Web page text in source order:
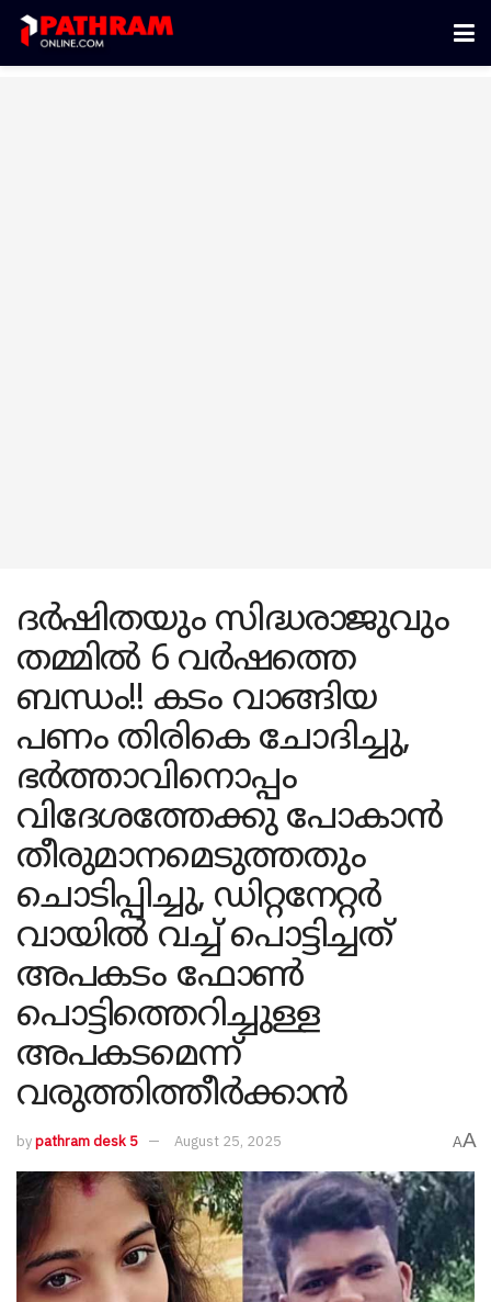
ദർഷിതയും സിദ്ധരാജുവും
തമ്മിൽ 6 വർഷത്തെ
ബന്ധം!! കടം വാങ്ങിയ
പണം തിരികെ ചോദിച്ചു,
ഭർത്താവിനൊപ്പം
വിദേശത്തേക്കു പോകാൻ
തീരുമാനമെടുത്തതും
ചൊടിപ്പിച്ചു, ഡിറ്റനേറ്റർ
വായിൽ വച്ച് പൊട്ടിച്ചത്
അപകടം ഫോൺ
പൊട്ടിത്തെറിച്ചുള്ള
അപകടമെന്ന്
വരുത്തിത്തീർക്കാൻ‍
bypathram desk 5 August 25, 2025 AA